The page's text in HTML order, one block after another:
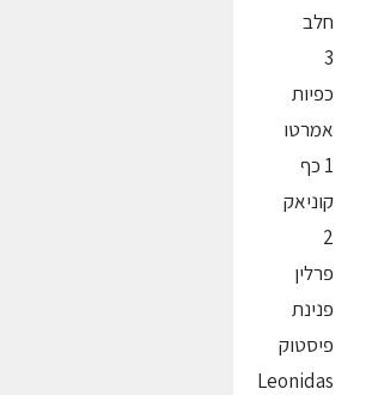
חלב
3
כפיות
אמרטו
1 כף
קוניאק
2
פרלין
פנינת
פיסטוק
Leonidas